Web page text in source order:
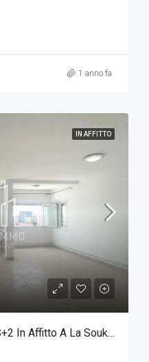
1 anno fa
IN AFFITTO
Spazioso Appartamento S+2 In Affitto A La Soukra